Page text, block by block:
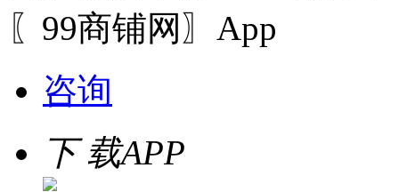
〖99商铺网〗App
咨询
下 载APP